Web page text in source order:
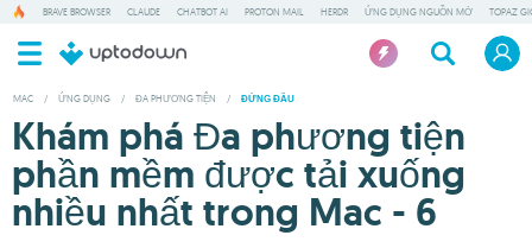
BRAVE BROWSER CLAUDE CHATBOT AI PROTON MAIL HERDR ỨNG DỤNG NGUỒN MỞ TOPAZ
MAC / ỨNG DỤNG / ĐA PHƯƠNG TIỆN / ĐỨNG ĐẦU
Khám phá Đa phương tiện
phần mềm được tải xuống
nhiều nhất trong Mac - 6